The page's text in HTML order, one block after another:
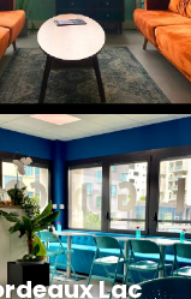
Lac